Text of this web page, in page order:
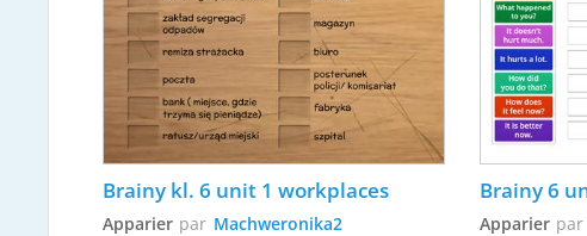
Brainy kl. 6 unit 1 workplaces
Apparier par Machweronika2
Brainy 6
Apparier par